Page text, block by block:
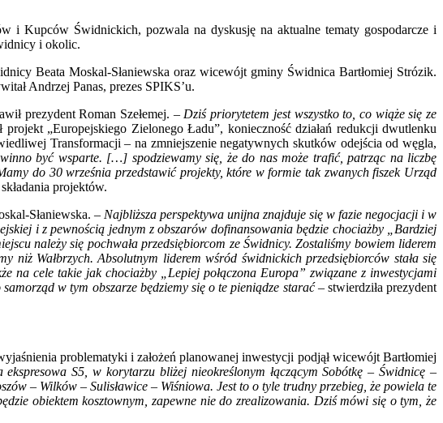
i Kupców Świdnickich, pozwala na dyskusję na aktualne tematy gospodarcze i
i okolic.
Beata Moskal-Słaniewska oraz wicewójt gminy Świdnica Bartłomiej Strózik.
Andrzej Panas, prezes SPIKS’u.
prezydent Roman Szełemej. – Dziś priorytetem jest wszystko to, co wiąże się ze
„Europejskiego Zielonego Ładu”, konieczność działań redukcji dwutlenku
Transformacji – na zmniejszenie negatywnych skutków odejścia od węgla,
być wsparte. […] spodziewamy się, że do nas może trafić, patrząc na liczbę
do 30 września przedstawić projekty, które w formie tak zwanych fiszek Urząd
projektów.
Słaniewska. – Najbliższa perspektywa unijna znajduje się w fazie negocjacji i w
i z pewnością jednym z obszarów dofinansowania będzie chociażby „Bardziej
należy się pochwała przedsiębiorcom ze Świdnicy. Zostaliśmy bowiem liderem
niż Wałbrzych. Absolutnym liderem wśród świdnickich przedsiębiorców stała się
na cele takie jak chociażby „Lepiej połączona Europa” związane z inwestycjami
w tym obszarze będziemy się o te pieniądze starać– stwierdziła prezydent
problematyki i założeń planowanej inwestycji podjął wicewójt Bartłomiej
S5, w korytarzu bliżej nieokreślonym łączącym Sobótkę – Świdnicę –
– Wilków – Sulisławice – Wiśniowa. Jest to o tyle trudny przebieg, że powiela te
obiektem kosztownym, zapewne nie do zrealizowania. Dziś mówi się o tym, że